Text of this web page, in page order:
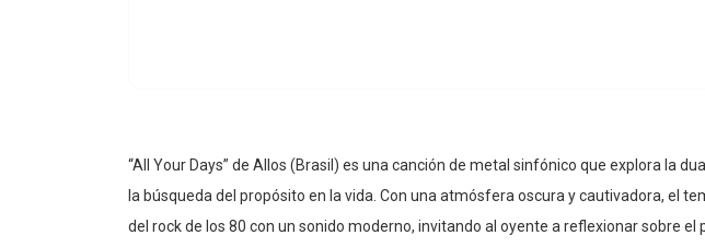
“All Your Days” de Allos (Brasil) es una canción de metal sinfónico que explora la
la búsqueda del propósito en la vida. Con una atmósfera oscura y cautivadora, el
del rock de los 80 con un sonido moderno, invitando al oyente a reflexionar sobre el